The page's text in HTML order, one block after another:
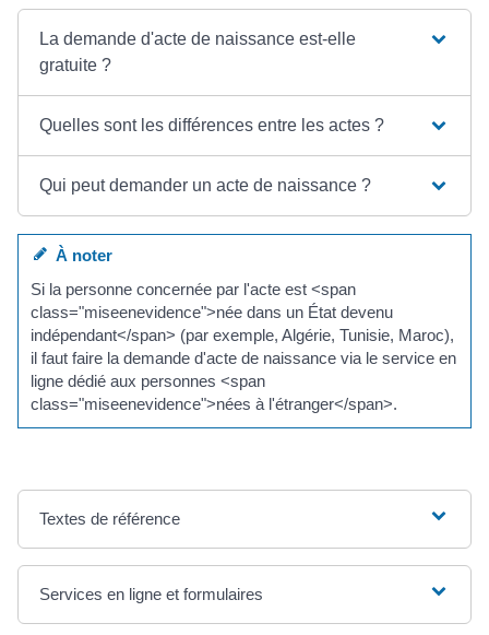
La demande d'acte de naissance est-elle
gratuite ?
Quelles sont les différences entre les actes ?
Qui peut demander un acte de naissance ?
À noter
Si la personne concernée par l'acte est <span
class="miseenevidence">née dans un État devenu
indépendant</span> (par exemple, Algérie, Tunisie, Maroc),
il faut faire la demande d'acte de naissance via le service en
ligne dédié aux personnes <span
class="miseenevidence">nées à l'étranger</span>.
Textes de référence
Services en ligne et formulaires